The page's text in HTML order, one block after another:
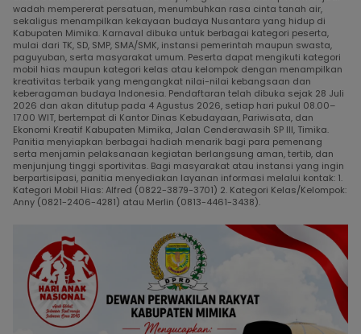
wadah mempererat persatuan, menumbuhkan rasa cinta tanah air,
sekaligus menampilkan kekayaan budaya Nusantara yang hidup di
Kabupaten Mimika. Karnaval dibuka untuk berbagai kategori peserta,
mulai dari TK, SD, SMP, SMA/SMK, instansi pemerintah maupun swasta,
paguyuban, serta masyarakat umum. Peserta dapat mengikuti kategori
mobil hias maupun kategori kelas atau kelompok dengan menampilkan
kreativitas terbaik yang mengangkat nilai-nilai kebangsaan dan
keberagaman budaya Indonesia. Pendaftaran telah dibuka sejak 28 Juli
2026 dan akan ditutup pada 4 Agustus 2026, setiap hari pukul 08.00–
17.00 WIT, bertempat di Kantor Dinas Kebudayaan, Pariwisata, dan
Ekonomi Kreatif Kabupaten Mimika, Jalan Cenderawasih SP III, Timika.
Panitia menyiapkan berbagai hadiah menarik bagi para pemenang
serta menjamin pelaksanaan kegiatan berlangsung aman, tertib, dan
menjunjung tinggi sportivitas. Bagi masyarakat atau instansi yang ingin
berpartisipasi, panitia menyediakan layanan informasi melalui kontak: 1.
Kategori Mobil Hias: Alfred (0822-3879-3701) 2. Kategori Kelas/Kelompok:
Anny (0821-2406-4281) atau Merlin (0813-4461-3438).